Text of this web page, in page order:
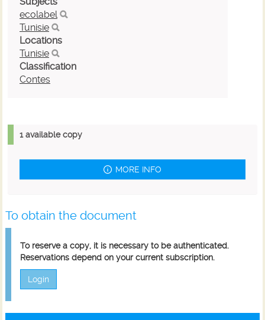
ecolabel
Tunisie
Locations
Tunisie
Classification
Contes
1 available copy
MORE INFO
To obtain the document
To reserve a copy, it is necessary to be authenticated.
Reservations depend on your current subscription.
Login